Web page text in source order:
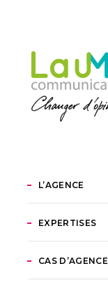
L’AGENCE
EXPERTISES
CAS D’AGENCE